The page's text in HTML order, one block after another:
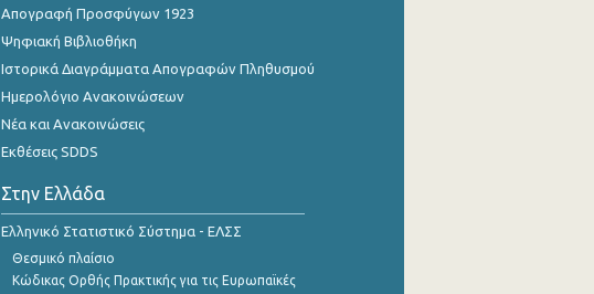
Απογραφή Προσφύγων 1923
Ψηφιακή Βιβλιοθήκη
Ιστορικά Διαγράμματα Απογραφών Πληθυσμού
Ημερολόγιο Ανακοινώσεων
Νέα και Ανακοινώσεις
Εκθέσεις SDDS
Στην Ελλάδα
Ελληνικό Στατιστικό Σύστημα - ΕΛΣΣ
Θεσμικό πλαίσιο
Κώδικας Ορθής Πρακτικής για τις Ευρωπαϊκές